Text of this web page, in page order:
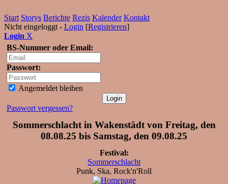
Start Storys Berichte Rezis Kalender Kontakt
Nicht eingeloggt - Login [Registrieren]
Login X
BS-Nummer oder Email:
Passwort:
Angemeldet bleiben
Passwort vergessen?
Sommerschlacht in Wakenstädt von Freitag, den
08.08.25 bis Samstag, den 09.08.25
Festival:
Sommerschlacht
Punk, Ska, Rock'n'Roll